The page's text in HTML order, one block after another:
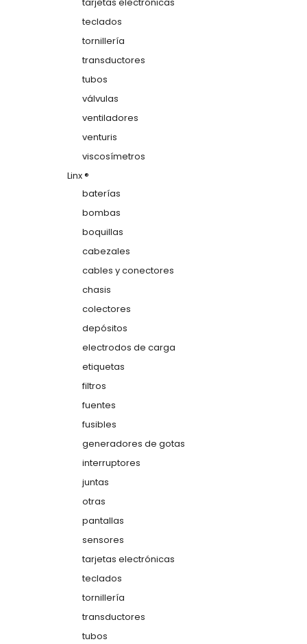
teclados
tornillería
transductores
tubos
válvulas
ventiladores
venturis
viscosímetros
Linx ®
baterías
bombas
boquillas
cabezales
cables y conectores
chasis
colectores
depósitos
electrodos de carga
etiquetas
filtros
fuentes
fusibles
generadores de gotas
interruptores
juntas
otras
pantallas
sensores
tarjetas electrónicas
teclados
tornillería
transductores
tubos